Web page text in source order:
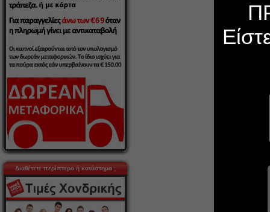
Διαθέτετε περίπτερο ή κατάστημα ;